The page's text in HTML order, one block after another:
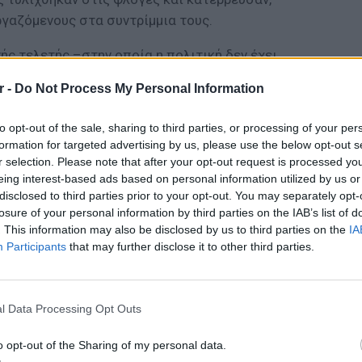
- Do Not Process My Personal Information
opt-out of the sale, sharing to third parties, or processing of your
for targeted advertising by us, please use the below opt-out
selection. Please note that after your opt-out request is processed
interest-based ads based on personal information utilized by us
to third parties prior to your opt-out. You may separately
of your personal information by third parties on the IAB’s list of
This information may also be disclosed by us to third parties on the
Participants that may further disclose it to other third parties.
Data Processing Opt Outs
opt-out of the Sharing of my personal data.
στα συντρίμμια τους.
τελετής –στην οποία η πολιτική δεν έχει
της Νέας Υόρκης Άντριου Κουόμο, ο
ο Δημοκρατικός Μπιλ ντε Μπλάζιο, ο
και ο Μάικλ Μπλούμπεργκ.
ΔΙΑΦΗΜΙΣΗ